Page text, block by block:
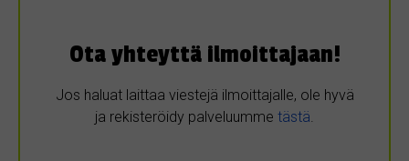
Ota yhteyttä ilmoittajaan!
Jos haluat laittaa viestejä ilmoittajalle, ole hyvä
ja rekisteröidy palveluumme tästä.